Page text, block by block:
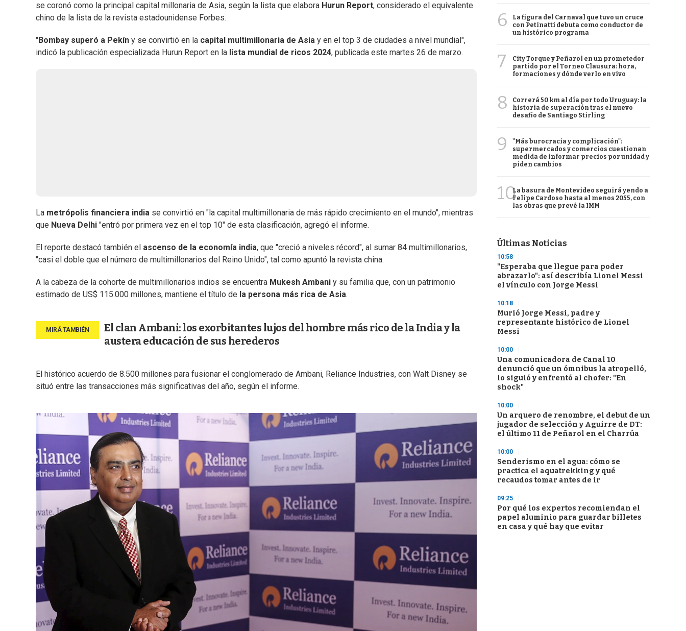
se coronó como la principal capital millonaria de Asia, según la lista que elabora Hurun Report, considerado el equivalente
chino de la lista de la revista estadounidense Forbes.
"Bombay superó a Pekín y se convirtió en la capital multimillonaria de Asia y en el top 3 de ciudades a nivel mundial",
indicó la publicación especializada Hurun Report en la lista mundial de ricos 2024, publicada este martes 26 de marzo.
La metrópolis financiera india se convirtió en "la capital multimillonaria de más rápido crecimiento en el mundo", mientras
que Nueva Delhi "entró por primera vez en el top 10" de esta clasificación, agregó el informe.
El reporte destacó también el ascenso de la economía india, que "creció a niveles récord", al sumar 84 multimillonarios,
"casi el doble que el número de multimillonarios del Reino Unido", tal como apuntó la revista china.
A la cabeza de la cohorte de multimillonarios indios se encuentra Mukesh Ambani y su familia que, con un patrimonio
estimado de US$ 115.000 millones, mantiene el título de la persona más rica de Asia.
El clan Ambani: los exorbitantes lujos del hombre más rico de la India y la
austera educación de sus herederos
El histórico acuerdo de 8.500 millones para fusionar el conglomerado de Ambani, Reliance Industries, con Walt Disney se
situó entre las transacciones más significativas del año, según el informe.
6
La figura del Carnaval que tuvo un cruce
con Petinatti debuta como conductor de
un histórico programa
7
City Torque y Peñarol en un prometedor
partido por el Torneo Clausura: hora,
formaciones y dónde verlo en vivo
8
Correrá 50 km al día por todo Uruguay: la
historia de superación tras el nuevo
desafío de Santiago Stirling
9
"Más burocracia y complicación":
supermercados y comercios cuestionan
medida de informar precios por unidad y
piden cambios
10La basura de Montevideo seguirá yendo a
Felipe Cardoso hasta al menos 2055, con
las obras que prevé la IMM
Últimas Noticias
10:58
"Esperaba que llegue para poder
abrazarlo": así describía Lionel Messi
el vínculo con Jorge Messi
10:18
Murió Jorge Messi, padre y
representante histórico de Lionel
Messi
10:00
Una comunicadora de Canal 10
denunció que un ómnibus la atropelló,
lo siguió y enfrentó al chofer: "En
shock"
10:00
Un arquero de renombre, el debut de un
jugador de selección y Aguirre de DT:
el último 11 de Peñarol en el Charrúa
10:00
Senderismo en el agua: cómo se
practica el aquatrekking y qué
recaudos tomar antes de ir
09:25
Por qué los expertos recomiendan el
papel aluminio para guardar billetes
en casa y qué hay que evitar